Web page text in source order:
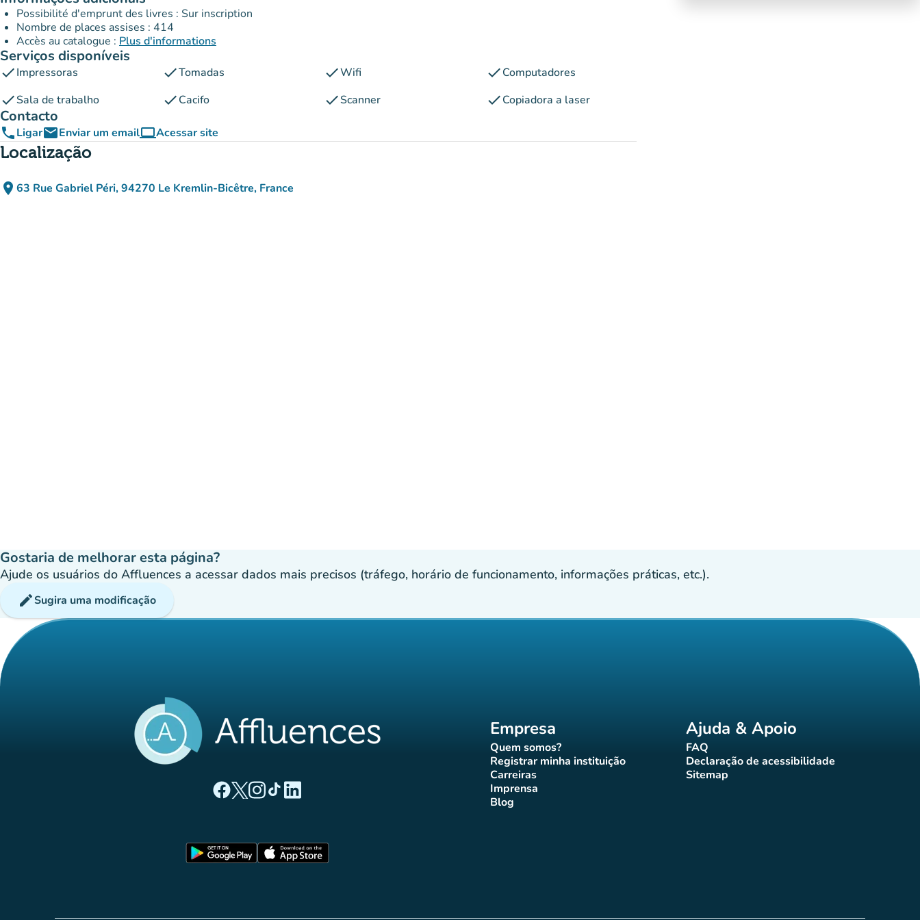
Possibilité d'emprunt des livres : Sur inscription
Nombre de places assises : 414
Accès au catalogue : Plus d'informations
Serviços disponíveis
checkImpressoras checkTomadas checkWifi checkComputadores
checkSala de trabalho checkCacifo checkScanner checkCopiadora a laser
Contacto
phoneLigaremailEnviar um emailcomputerAcessar site
(novo separador)
Localização
place 63 Rue Gabriel Péri, 94270 Le Kremlin-Bicêtre, France
(abrir no Google Maps)
(novo separador)
Gostaria de melhorar esta página?
Ajude os usuários do Affluences a acessar dados mais precisos (tráfego, horário de funcionamento, informações práticas, etc.).
editSugira uma modificação
(novo separador)
(novo separador)
(novo separador)
(novo separador)
(novo separador)
Empresa
Quem somos?(novo separador)
Registrar minha instituição
(novo separador)
Carreiras(novo separador)
Imprensa(novo separador)
Blog(novo separador)
Ajuda & Apoio
FAQ(novo separador)
Declaração de acessibilidade
(novo separador)
Sitemap(novo separador)